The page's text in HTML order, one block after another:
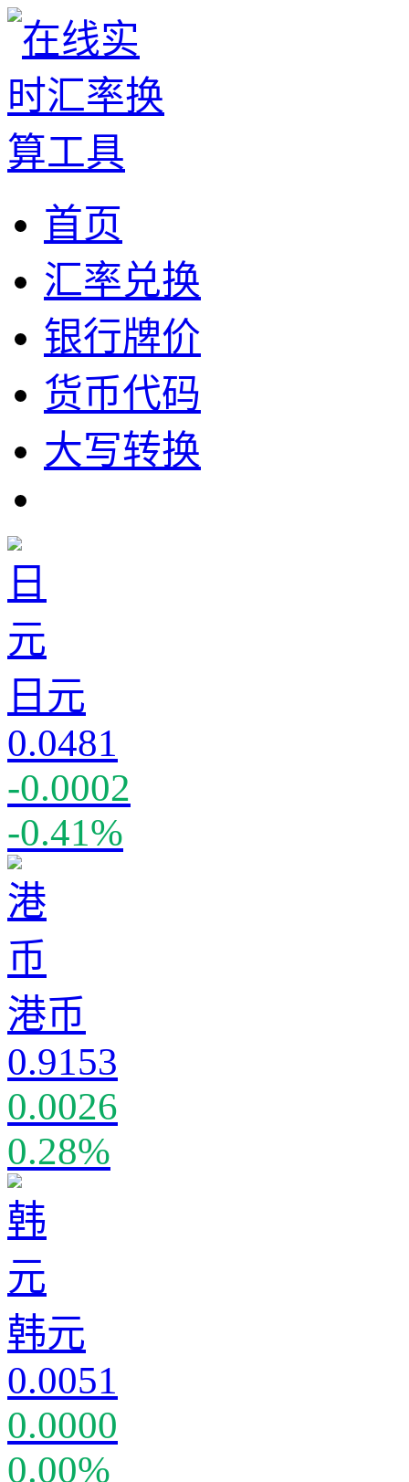
首页
汇率兑换
银行牌价
货币代码
大写转换
日元
0.0481
-0.0002
-0.41%
港币
0.9153
0.0026
0.28%
韩元
0.0051
0.0000
0.00%